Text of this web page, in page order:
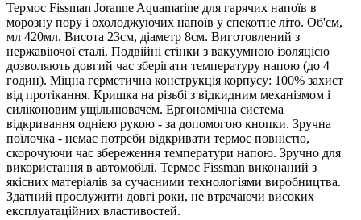
Термос Fissman Joranne Aquamarine для гарячих напоїв в
морозну пору і охолоджуючих напоїв у спекотне літо. Об'єм,
мл 420мл. Висота 23см, діаметр 8см. Виготовлений з
нержавіючої сталі. Подвійні стінки з вакуумною ізоляцією
дозволяють довгий час зберігати температуру напою (до 4
годин). Міцна герметична конструкція корпусу: 100% захист
від протікання. Кришка на різьбі з відкидним механізмом і
силіконовим ущільнювачем. Ергономічна система
відкривання однією рукою - за допомогою кнопки. Зручна
поїлочка - немає потреби відкривати термос повністю,
скорочуючи час збереження температури напою. Зручно для
використання в автомобілі. Термос Fissman виконаний з
якісних матеріалів за сучасними технологіями виробництва.
Здатний прослужити довгі роки, не втрачаючи високих
експлуатаційних властивостей.